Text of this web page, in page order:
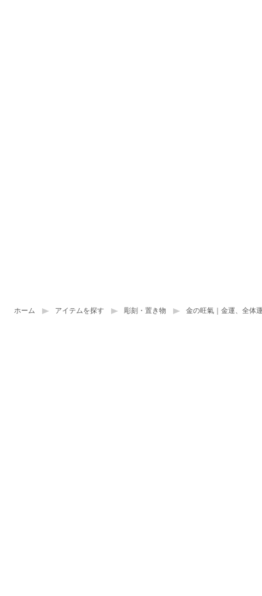
ホーム アイテムを探す 彫刻・置き物 金の旺氣｜金運、全体